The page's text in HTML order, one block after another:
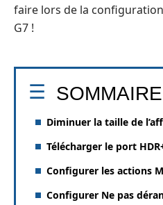
faire lors de la
G7 !
SOMMAIRE
Diminuer la taille de
Télécharger le port
Configurer les actions
Configurer Ne pas